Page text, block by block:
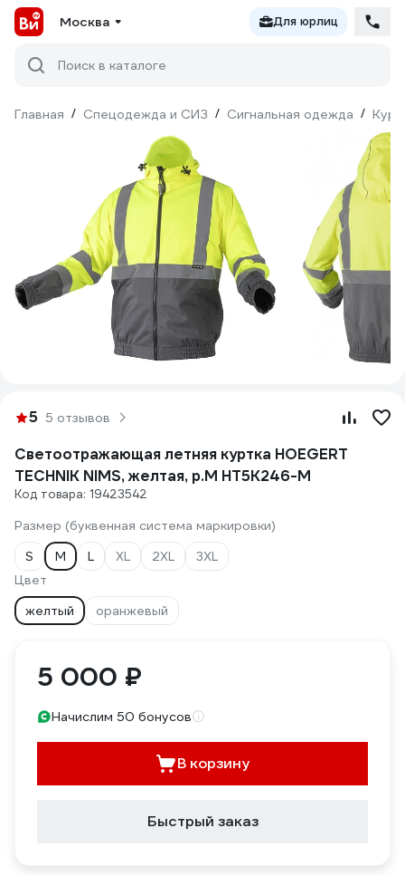
Москва Для юрлиц
Поиск в каталоге
Главная / Спецодежда и СИЗ / Сигнальная одежда /
5 5 отзывов
Светоотражающая летняя куртка HOEGERT
TECHNIK NIMS, желтая, р.M HT5K246-M
Код товара: 19423542
Размер (буквенная система маркировки)
S
M L XL 2XL
3XL
Цвет
желтый
оранжевый
5 000 ₽
Начислим 50 бонусов
В корзину
Быстрый заказ